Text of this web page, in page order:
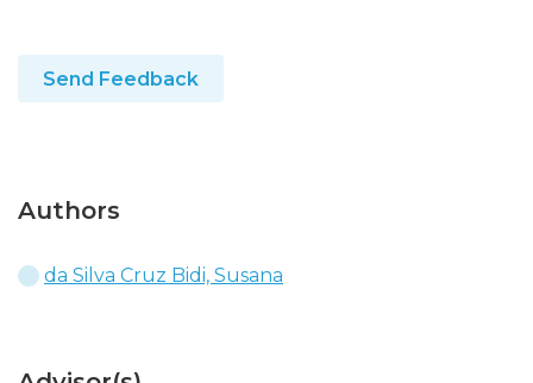
Send Feedback
Authors
da Silva Cruz Bidi, Susana